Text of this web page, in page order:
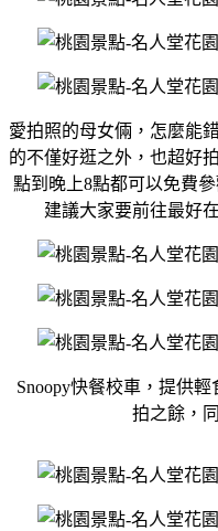
愛拍照的母女倆， 怎麼能
的不僅好逛之外， 也超好
點到晚上8點都可以免費參
建議大家要前往最好
Snoopy快餐校車， 提供輕
拍之餘，